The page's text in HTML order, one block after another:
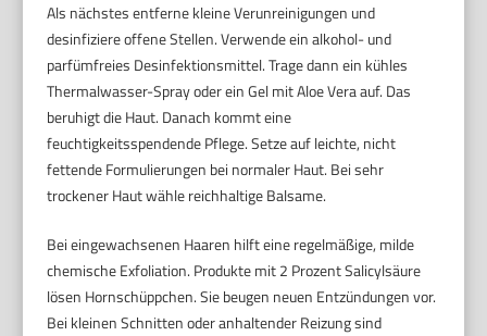
Als nächstes entferne kleine Verunreinigungen und
desinfiziere offene Stellen. Verwende ein alkohol- und
parfümfreies Desinfektionsmittel. Trage dann ein kühles
Thermalwasser-Spray oder ein Gel mit Aloe Vera auf. Das
beruhigt die Haut. Danach kommt eine
feuchtigkeitsspendende Pflege. Setze auf leichte, nicht
fettende Formulierungen bei normaler Haut. Bei sehr
trockener Haut wähle reichhaltige Balsame.
Bei eingewachsenen Haaren hilft eine regelmäßige, milde
chemische Exfoliation. Produkte mit 2 Prozent Salicylsäure
lösen Hornschüppchen. Sie beugen neuen Entzündungen vor.
Bei kleinen Schnitten oder anhaltender Reizung sind